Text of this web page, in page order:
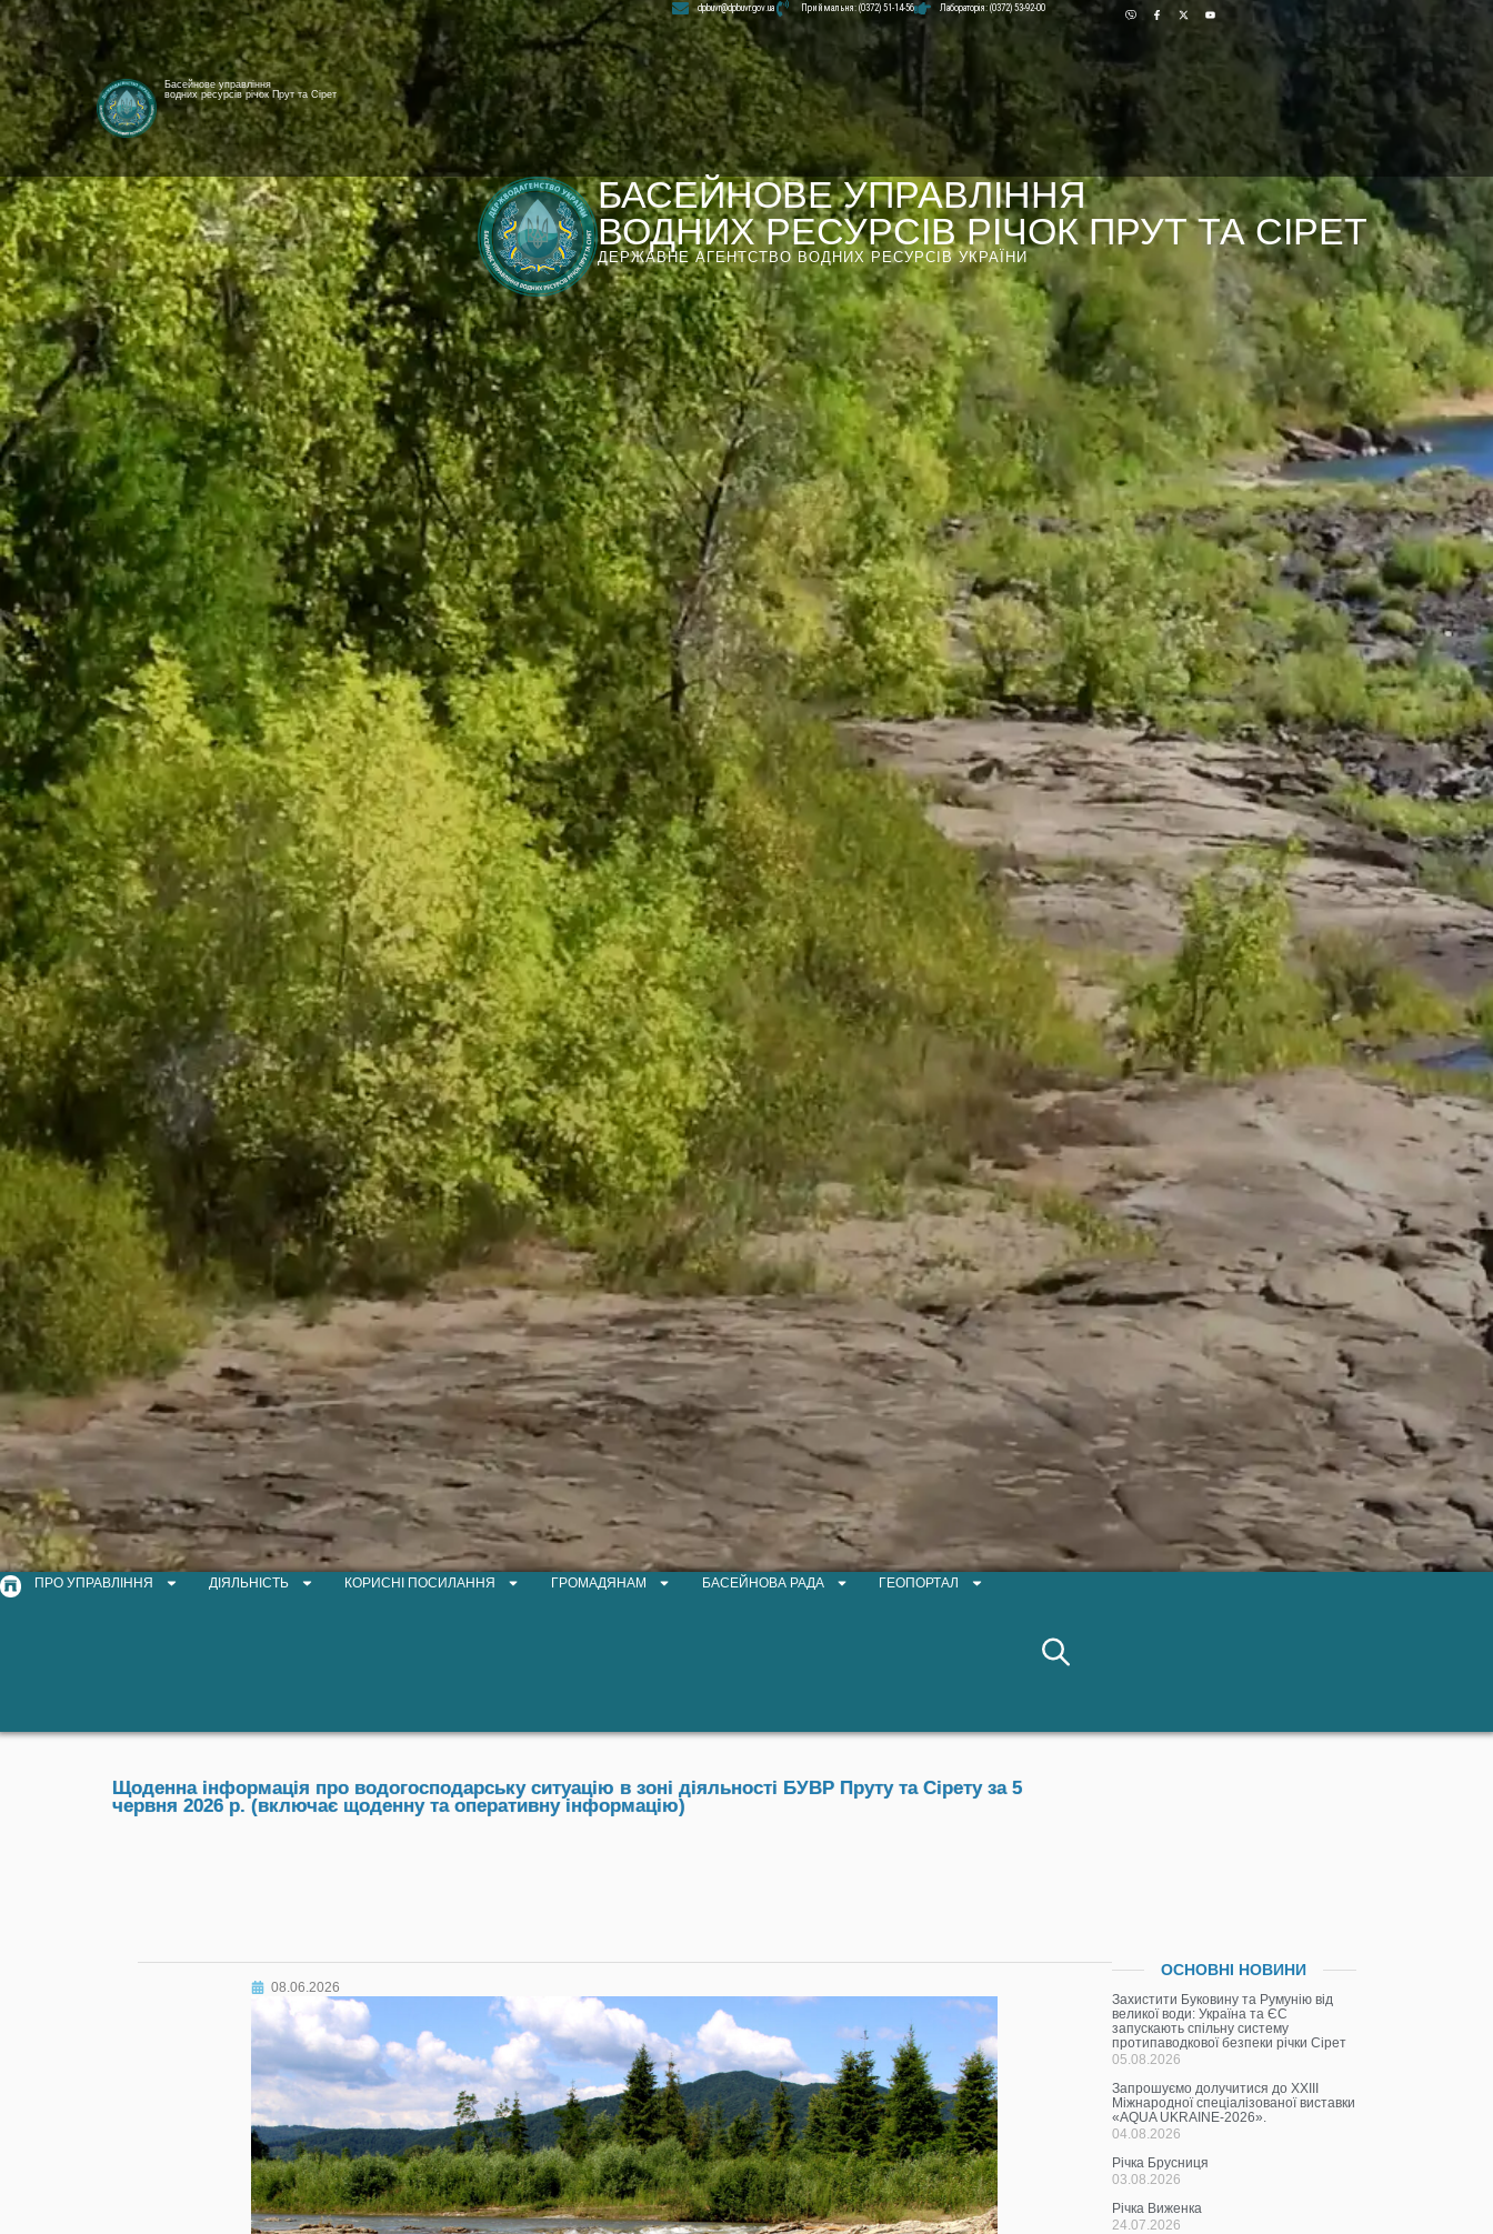
[newyear_garland]
Басейнове управління
водних ресурсів річок Прут та Сірет
Лабораторія: (0372) 53-92-00
dpbuvr@dpbuvr.gov.ua Приймальня: (0372) 51-14-56
БАСЕЙНОВЕ УПРАВЛІННЯ
ВОДНИХ РЕСУРСІВ РІЧОК ПРУТ ТА СІРЕТ
ДЕРЖАВНЕ АГЕНТСТВО ВОДНИХ РЕСУРСІВ УКРАЇНИ
ПРО УПРАВЛІННЯ ДІЯЛЬНІСТЬ КОРИСНІ ПОСИЛАННЯ ГРОМАДЯНАМ БАСЕЙНОВА РАДА ГЕОПОРТАЛ
Щоденна інформація про водогосподарську ситуацію в зоні діяльності БУВР Пруту та Сірету за 5
червня 2026 р. (включає щоденну та оперативну інформацію)
08.06.2026
ОСНОВНІ НОВИНИ
Захистити Буковину та Румунію від
великої води: Україна та ЄС
запускають спільну систему
протипаводкової безпеки річки Сірет
05.08.2026
Запрошуємо долучитися до ХХІІІ
Міжнародної спеціалізованої виставки
«AQUA UKRAINE-2026».
04.08.2026
Річка Брусниця
03.08.2026
Річка Виженка
24.07.2026